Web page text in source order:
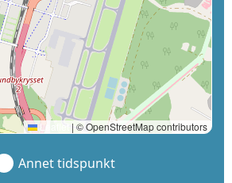
Leaflet | © OpenStreetMap contributors
Annet tidspunkt